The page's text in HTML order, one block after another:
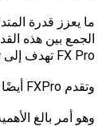
ما يعزز قدرة
الجمع بين هذه
FX Pro تهدف إلى تقديم تجربة تداول سلسة، دقيقة، وموثوقة.
وتقدم FXPro أيضًا نظام حماية من الرصيد السلبي.
وهو أمر بالغ